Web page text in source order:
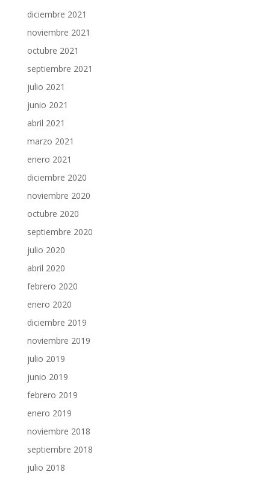
diciembre 2021
noviembre 2021
octubre 2021
septiembre 2021
julio 2021
junio 2021
abril 2021
marzo 2021
enero 2021
diciembre 2020
noviembre 2020
octubre 2020
septiembre 2020
julio 2020
abril 2020
febrero 2020
enero 2020
diciembre 2019
noviembre 2019
julio 2019
junio 2019
febrero 2019
enero 2019
noviembre 2018
septiembre 2018
julio 2018